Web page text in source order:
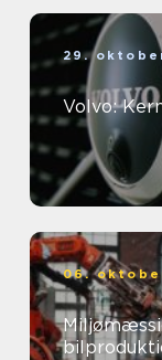
29.
Volvo:
06.